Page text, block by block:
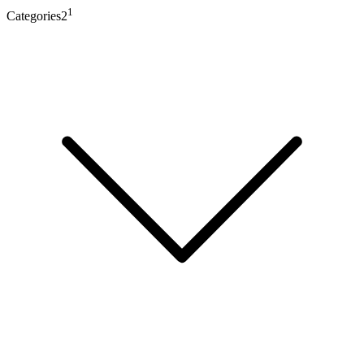
Categories21